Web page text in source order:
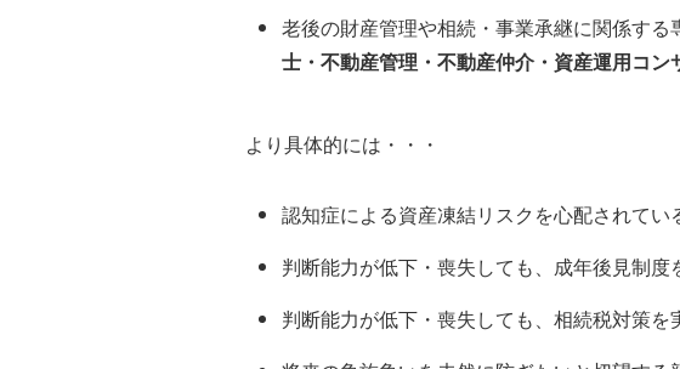
老後の財産管理や相続・事業承継に関係する
士・不動産管理・不動産仲介・資産運用コ
より具体的には・・・
認知症による資産凍結リスクを心配されて
判断能力が低下・喪失しても、成年後見制
判断能力が低下・喪失しても、相続税対策